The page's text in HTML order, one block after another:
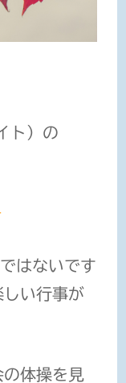
ト）の
はないです
しい行事が
体操を見